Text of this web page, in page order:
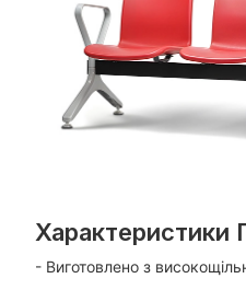
Характеристики
- Виготовлено з